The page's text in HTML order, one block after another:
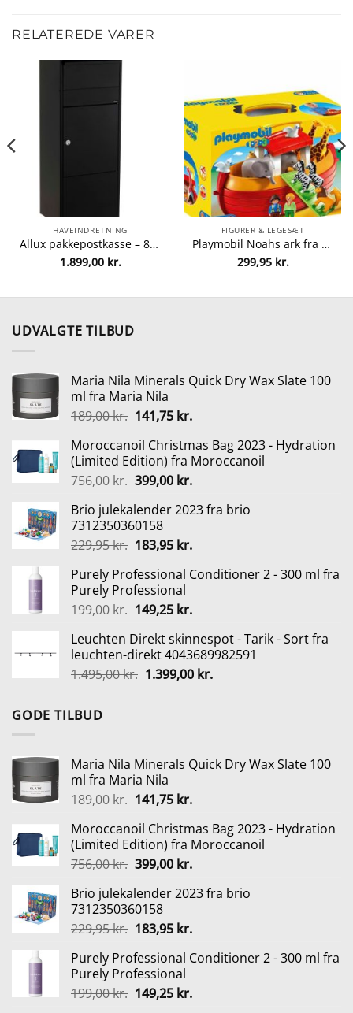
RELATEREDE VARER
HAVEINDRETNING
Allux pakkepostkasse – 800 – Sort fra Allux 5701701548024
1.899,00 kr.
FIGURER & LEGESÆT
Playmobil Noahs ark fra Playmobil 4008789067654
299,95 kr.
kr..
UDVALGTE TILBUD
Maria Nila Minerals Quick Dry Wax Slate 100
ml fra Maria Nila
189,00kr. Den
pris
var:
189,00 kr..
141,75 kr.Den
pris
er:
141,75 kr..
Moroccanoil Christmas Bag 2023 - Hydration
(Limited Edition) fra Moroccanoil
756,00kr. Den
pris
var:
756,00 kr..
399,00 kr.Den
pris
399,00 kr..
Brio julekalender 2023 fra brio
7312350360158
229,95kr. Den
pris
var:
229,95 kr..
183,95 kr.Den
pris
183,95 kr..
Purely Professional Conditioner 2 - 300 ml fra
Purely Professional
199,00kr. Den
pris
var:
199,00 kr..
149,25 kr.Den
pris
er:
149,25 kr..
Leuchten Direkt skinnespot - Tarik - Sort fra
leuchten-direkt 4043689982591
1.495,00kr. Den
1.399,00 kr.Den
GODE TILBUD
Maria Nila Minerals Quick Dry Wax Slate 100
ml fra Maria Nila
189,00kr. Den
pris
var:
189,00 kr..
141,75 kr.Den
pris
er:
141,75 kr..
Moroccanoil Christmas Bag 2023 - Hydration
(Limited Edition) fra Moroccanoil
756,00kr. Den
pris
var:
756,00 kr..
399,00 kr.Den
pris
399,00 kr..
Brio julekalender 2023 fra brio
7312350360158
229,95kr. Den
pris
var:
229,95 kr..
183,95 kr.Den
pris
183,95 kr..
Purely Professional Conditioner 2 - 300 ml fra
Purely Professional
199,00kr. Den
149,25 kr.Den